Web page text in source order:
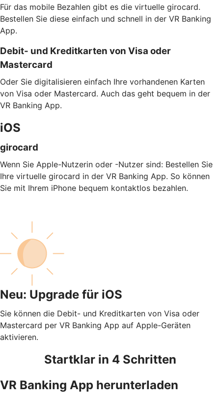
Für das mobile Bezahlen gibt es die virtuelle girocard.
Bestellen Sie diese einfach und schnell in der VR Banking
App.
Debit- und Kreditkarten von Visa oder
Mastercard
Oder Sie digitalisieren einfach Ihre vorhandenen Karten
von Visa oder Mastercard. Auch das geht bequem in der
VR Banking App.
iOS
girocard
Wenn Sie Apple-Nutzerin oder -Nutzer sind: Bestellen Sie
Ihre virtuelle girocard in der VR Banking App. So können
Sie mit Ihrem iPhone bequem kontaktlos bezahlen.
Neu: Upgrade für iOS
Sie können die Debit- und Kreditkarten von Visa oder
Mastercard per VR Banking App auf Apple-Geräten
aktivieren.
Startklar in 4 Schritten
VR Banking App herunterladen